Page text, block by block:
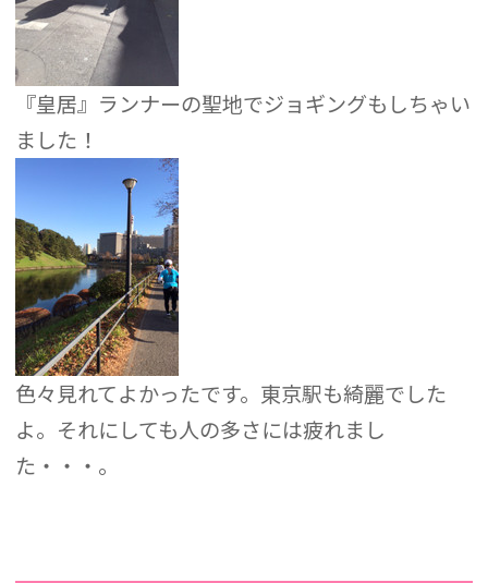
『皇居』ランナーの聖地でジョギングもしちゃい
ました！
色々見れてよかったです。東京駅も綺麗でした
よ。それにしても人の多さには疲れまし
た・・・。